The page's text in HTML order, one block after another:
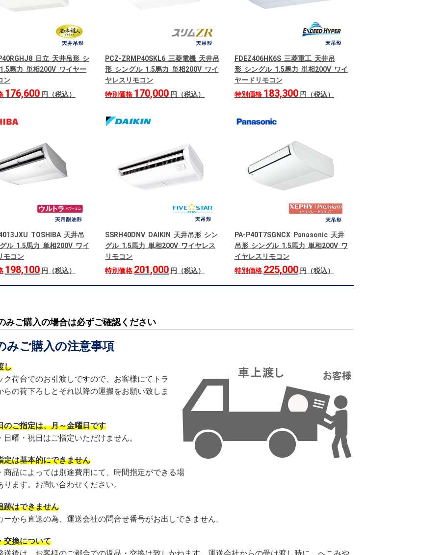
日立 天井吊形 シ
馬力 単相200V ワイヤー
ン
176,600 円（税込）
PCZ-ZRMP40SKL6 三菱電機 天井吊
形 シングル 1.5馬力 単相200V ワイ
ヤレスリモコン
特別価格 170,000 円（税込）
FDEZ406HK6S 三菱重工 天井吊
形 シングル 1.5馬力 単相200V ワイ
ヤードリモコン
特別価格 183,300円（税込）
TOSHIBA 天井吊
ル 1.5馬力 単相200V ワイ
モコン
198,100 円（税込）
SSRH40DNV DAIKIN 天井吊形 シン
グル 1.5馬力 単相200V ワイヤレス
リモコン
特別価格 201,000 円（税込）
PA-P40T7SGNCX Panasonic 天井
吊形 シングル 1.5馬力 単相200V ワ
イヤレスリモコン
特別価格 225,000円（税込）
みご購入の場合は必ずご確認ください
みご購入の注意事項
し
ク荷台でのお引渡しですので、お客様にてトラ
らの荷下ろしとそれ以降の運搬をお願い致しま
のご指定は、月～金曜日です
日曜・祝日はご指定いただけません。
定は基本的にできません
商品によっては別途費用にて、時間指定ができる場
ります。お問い合わせください。
跡はできません
ーから直送の為、運送会社の問合せ番号がお出しできません。
交換について